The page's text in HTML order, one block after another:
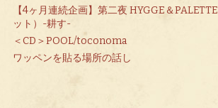
【4ヶ月連続企画】第二夜 HYGGE＆
ット）-耕す-
＜CD＞POOL/toconoma
ワッペンを貼る場所の話し